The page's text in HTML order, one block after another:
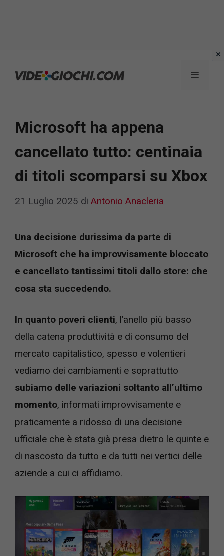
Menu
Microsoft ha appena
cancellato tutto: centinaia
di titoli scomparsi su Xbox
21 Luglio 2025 di Antonio Anacleria
Una decisione durissima da parte di
Microsoft che ha improvvisamente bloccato
e cancellato tantissimi titoli dallo store: che
cosa sta succedendo.
In quanto poveri clienti, l’anello più basso
della catena produttività e di consumo del
mercato capitalistico, spesso e volentieri
vediamo dei cambiamenti e soprattutto
subiamo delle variazioni soltanto all’ultimo
momento, informati improvvisamente e
praticamente a ridosso di una decisione
ufficiale che è stata già presa dietro le quinte e
di nascosto da tutto e da tutti nei vertici delle
aziende a cui ci affidiamo.